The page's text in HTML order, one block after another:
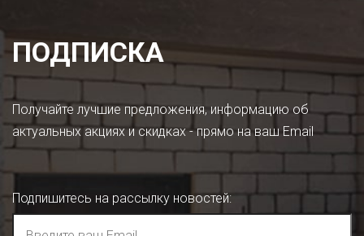
ПОДПИСКА
Получайте лучшие предложения, информацию об
актуальных акциях и скидках - прямо на ваш Email
Подпишитесь на рассылку новостей: